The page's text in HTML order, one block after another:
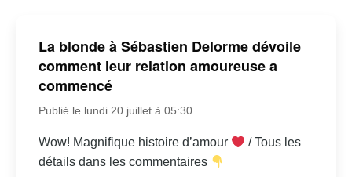
La blonde à Sébastien Delorme dévoile
comment leur relation amoureuse a
commencé
Publié le lundi 20 juillet à 05:30
Wow! Magnifique histoire d’amour
/ Tous les
détails dans les commentaires